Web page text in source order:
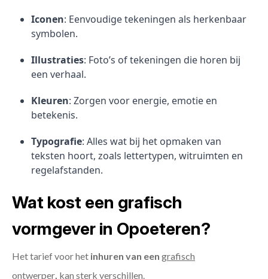
Iconen: Eenvoudige tekeningen als herkenbaar
symbolen.
Illustraties: Foto’s of tekeningen die horen bij
een verhaal.
Kleuren: Zorgen voor energie, emotie en
betekenis.
Typografie: Alles wat bij het opmaken van
teksten hoort, zoals lettertypen, witruimten en
regelafstanden.
Wat kost een grafisch
vormgever in Opoeteren?
Het tarief voor het inhuren van een grafisch
ontwerper kan sterk verschillen.